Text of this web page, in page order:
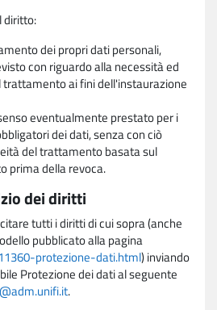
diritto:
dei propri dati personali,
con riguardo alla necessità ed
ai fini dell'instaurazione
eventualmente prestato per i
dei dati, senza con ciò
del trattamento basata sul
prima della revoca.
dei diritti
tutti i diritti di cui sopra (anche
pubblicato alla pagina
protezione-dati.html) inviando
Protezione dei dati al seguente
.